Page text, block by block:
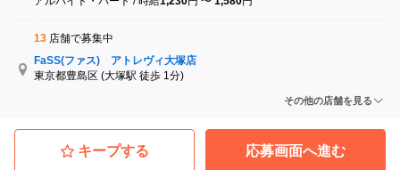
13 店舗で募集中
FaSS(ファス) アトレヴィ大塚店
東京都豊島区 (大塚駅 徒歩 1分)
FaSS(ファス) ヤエチカ店
東京都中央区
(東京駅 徒歩 8分)
FaSS(ファス) 二子玉川ライズＳ．Ｃ．店
その他の店舗を見る
キープする 応募画面へ進む